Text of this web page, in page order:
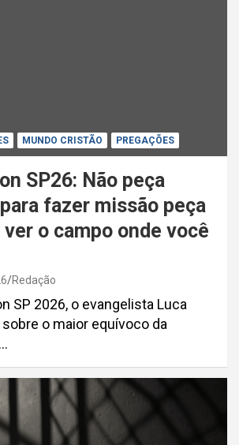
MUNDO CRISTÃO PREGAÇÕES
SP26: Não peça
fazer missão peça
o campo onde você
Redação
SP 2026, o evangelista Luca
o maior equívoco da